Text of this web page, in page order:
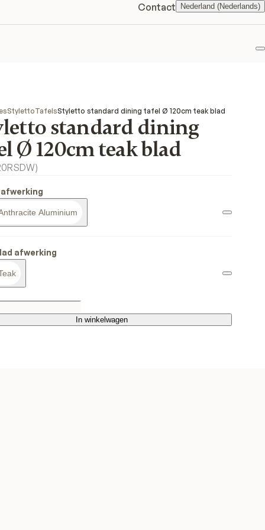
Contact Nederland (Nederlands)
StylettoTafelsStyletto standard dining tafel Ø 120cm teak blad
standard dining
Ø 120cm teak blad
)
Aluminium
afwerking
In winkelwagen
In winkelwagen